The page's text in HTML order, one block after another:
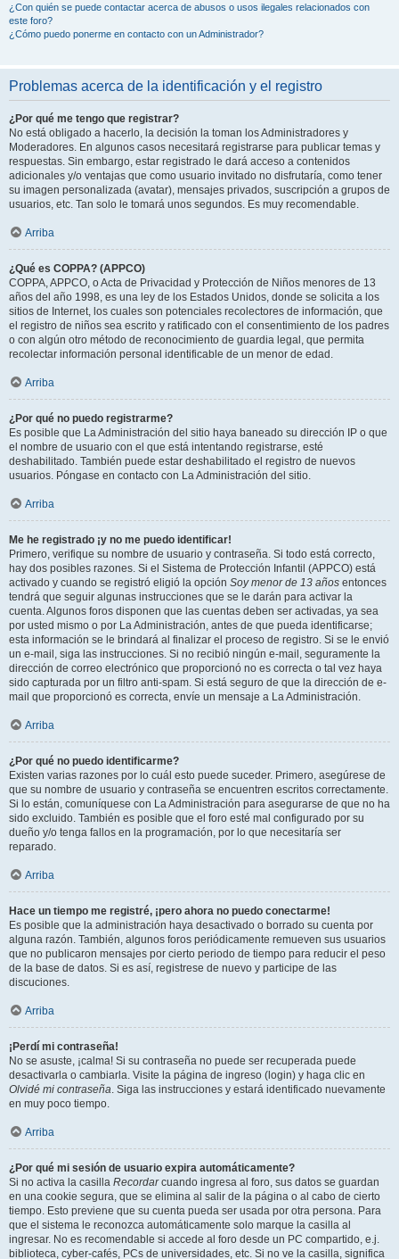
¿Con quién se puede contactar acerca de abusos o usos ilegales relacionados con
este foro?
¿Cómo puedo ponerme en contacto con un Administrador?
Problemas acerca de la identificación y el registro
¿Por qué me tengo que registrar?
No está obligado a hacerlo, la decisión la toman los Administradores y
Moderadores. En algunos casos necesitará registrarse para publicar temas y
respuestas. Sin embargo, estar registrado le dará acceso a contenidos
adicionales y/o ventajas que como usuario invitado no disfrutaría, como tener
su imagen personalizada (avatar), mensajes privados, suscripción a grupos de
usuarios, etc. Tan solo le tomará unos segundos. Es muy recomendable.
Arriba
¿Qué es COPPA? (APPCO)
COPPA, APPCO, o Acta de Privacidad y Protección de Niños menores de 13
años del año 1998, es una ley de los Estados Unidos, donde se solicita a los
sitios de Internet, los cuales son potenciales recolectores de información, que
el registro de niños sea escrito y ratificado con el consentimiento de los padres
o con algún otro método de reconocimiento de guardia legal, que permita
recolectar información personal identificable de un menor de edad.
Arriba
¿Por qué no puedo registrarme?
Es posible que La Administración del sitio haya baneado su dirección IP o que
el nombre de usuario con el que está intentando registrarse, esté
deshabilitado. También puede estar deshabilitado el registro de nuevos
usuarios. Póngase en contacto con La Administración del sitio.
Arriba
Me he registrado ¡y no me puedo identificar!
Primero, verifique su nombre de usuario y contraseña. Si todo está correcto,
hay dos posibles razones. Si el Sistema de Protección Infantil (APPCO) está
activado y cuando se registró eligió la opción Soy menor de 13 años entonces
tendrá que seguir algunas instrucciones que se le darán para activar la
cuenta. Algunos foros disponen que las cuentas deben ser activadas, ya sea
por usted mismo o por La Administración, antes de que pueda identificarse;
esta información se le brindará al finalizar el proceso de registro. Si se le envió
un e-mail, siga las instrucciones. Si no recibió ningún e-mail, seguramente la
dirección de correo electrónico que proporcionó no es correcta o tal vez haya
sido capturada por un filtro anti-spam. Si está seguro de que la dirección de e-
mail que proporcionó es correcta, envíe un mensaje a La Administración.
Arriba
¿Por qué no puedo identificarme?
Existen varias razones por lo cuál esto puede suceder. Primero, asegúrese de
que su nombre de usuario y contraseña se encuentren escritos correctamente.
Si lo están, comuníquese con La Administración para asegurarse de que no ha
sido excluido. También es posible que el foro esté mal configurado por su
dueño y/o tenga fallos en la programación, por lo que necesitaría ser
reparado.
Arriba
Hace un tiempo me registré, ¡pero ahora no puedo conectarme!
Es posible que la administración haya desactivado o borrado su cuenta por
alguna razón. También, algunos foros periódicamente remueven sus usuarios
que no publicaron mensajes por cierto periodo de tiempo para reducir el peso
de la base de datos. Si es así, registrese de nuevo y participe de las
discuciones.
Arriba
¡Perdí mi contraseña!
No se asuste, ¡calma! Si su contraseña no puede ser recuperada puede
desactivarla o cambiarla. Visite la página de ingreso (login) y haga clic en
Olvidé mi contraseña . Siga las instrucciones y estará identificado nuevamente
en muy poco tiempo.
Arriba
¿Por qué mi sesión de usuario expira automáticamente?
Si no activa la casilla Recordarcuando ingresa al foro, sus datos se guardan
en una cookie segura, que se elimina al salir de la página o al cabo de cierto
tiempo. Esto previene que su cuenta pueda ser usada por otra persona. Para
que el sistema le reconozca automáticamente solo marque la casilla al
ingresar. No es recomendable si accede al foro desde un PC compartido, e.j.
biblioteca, cyber-cafés, PCs de universidades, etc. Si no ve la casilla, significa